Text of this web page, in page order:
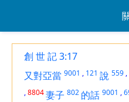
創 世 記 3:17
又對亞當 9001 , 121 說 559 ,
,8804妻子 802 的話 9001 ,